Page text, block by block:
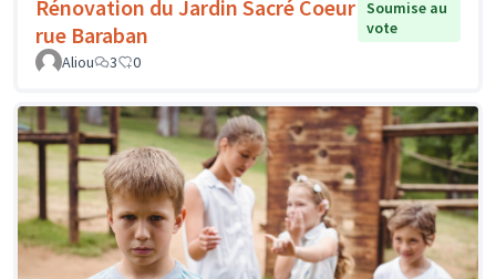
Rénovation du Jardin Sacré Coeur
rue Baraban
Soumise au
vote
Aliou
3 0